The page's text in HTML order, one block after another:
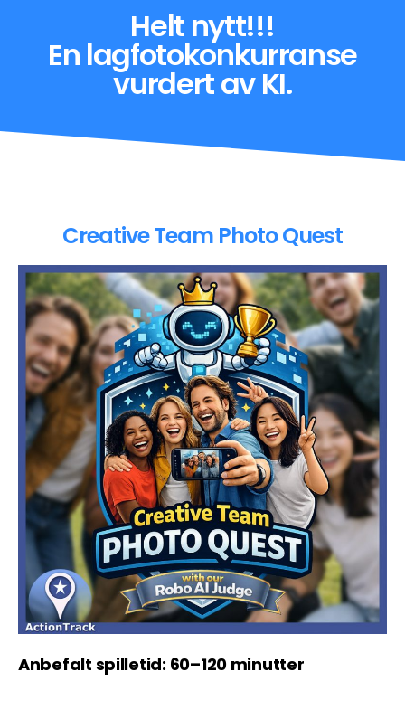
Helt nytt!!!
En lagfotokonkurranse
vurdert av KI.
Creative Team Photo Quest
Anbefalt spilletid: 60–120 minutter